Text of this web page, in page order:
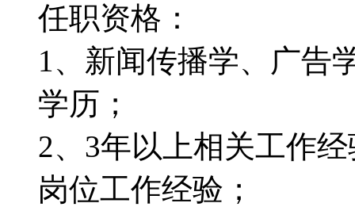
任职资格：
1、新闻传播学、广告
学历；
2、3年以上相关工作
岗位工作经验；